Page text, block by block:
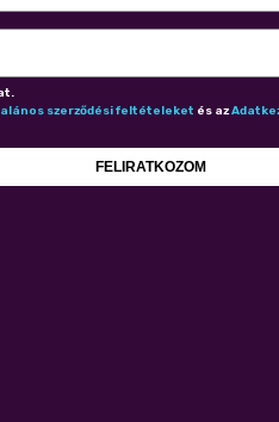
szer­ző­dé­si fel­té­te­le­ket és az
FELIRATKOZOM